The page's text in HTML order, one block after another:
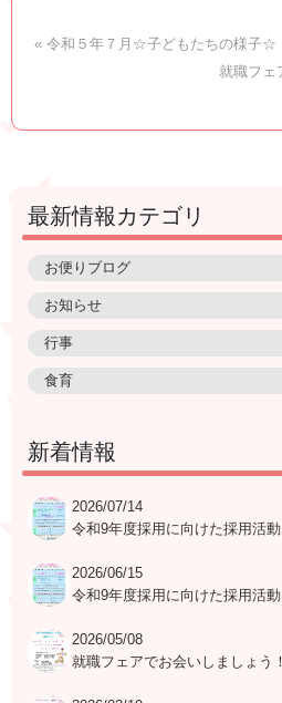
« 令和５年７月☆子どもたちの様子☆
就職フェ
最新情報カテゴリ
お便りブログ
お知らせ
行事
食育
新着情報
2026/07/14
令和9年度採用に向けた採用活
2026/06/15
令和9年度採用に向けた採用活
2026/05/08
就職フェアでお会いしましょう